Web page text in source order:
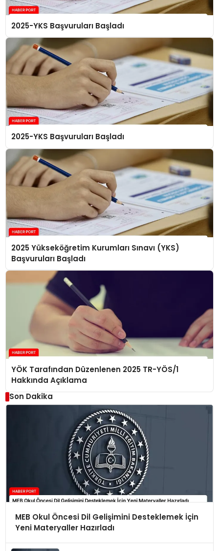
2025-YKS Başvuruları Başladı
2025-YKS Başvuruları Başladı
2025 Yükseköğretim Kurumları Sınavı (YKS)
Başvuruları Başladı
YÖK Tarafından Düzenlenen 2025 TR-YÖS/1
Hakkında Açıklama
Son Dakika
MEB Okul Öncesi Dil Gelişimini Desteklemek İçin
Yeni Materyaller Hazırladı